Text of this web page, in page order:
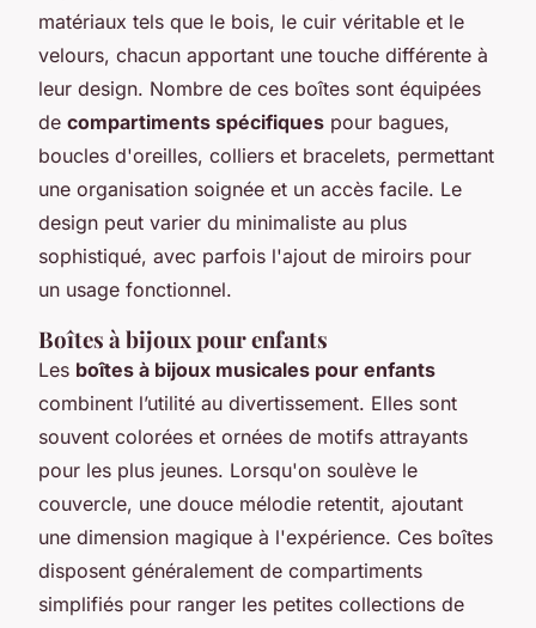
matériaux tels que le bois, le cuir véritable et le
velours, chacun apportant une touche différente à
leur design. Nombre de ces boîtes sont équipées
de compartiments spécifiques pour bagues,
boucles d'oreilles, colliers et bracelets, permettant
une organisation soignée et un accès facile. Le
design peut varier du minimaliste au plus
sophistiqué, avec parfois l'ajout de miroirs pour
un usage fonctionnel.
Boîtes à bijoux pour enfants
Les boîtes à bijoux musicales pour enfants
combinent l’utilité au divertissement. Elles sont
souvent colorées et ornées de motifs attrayants
pour les plus jeunes. Lorsqu'on soulève le
couvercle, une douce mélodie retentit, ajoutant
une dimension magique à l'expérience. Ces boîtes
disposent généralement de compartiments
simplifiés pour ranger les petites collections de